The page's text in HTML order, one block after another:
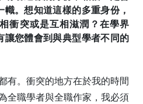
。想知道這樣的多重身份，
衝突或是互相滋潤？在學界
讓您體會到與典型學者不同的
有。衝突的地方在於我的時間
全職學者與全職作家，我必須